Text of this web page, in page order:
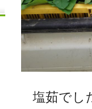
塩茹でし